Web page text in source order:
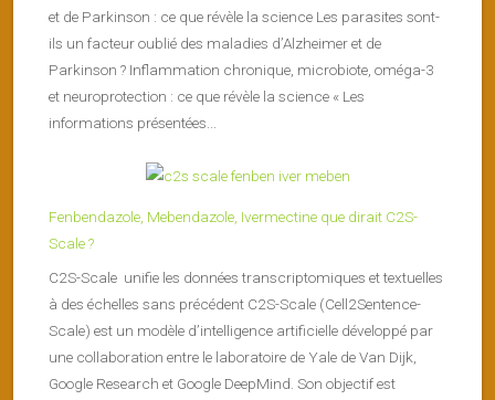
et de Parkinson : ce que révèle la science Les parasites sont-
ils un facteur oublié des maladies d’Alzheimer et de
Parkinson ? Inflammation chronique, microbiote, oméga-3
et neuroprotection : ce que révèle la science « Les
informations présentées...
Fenbendazole, Mebendazole, Ivermectine que dirait C2S-
Scale ?
C2S-Scale unifie les données transcriptomiques et textuelles
à des échelles sans précédent C2S-Scale (Cell2Sentence-
Scale) est un modèle d’intelligence artificielle développé par
une collaboration entre le laboratoire de Yale de Van Dijk,
Google Research et Google DeepMind. Son objectif est